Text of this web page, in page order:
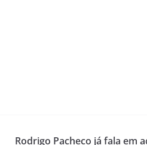
Rodrigo Pacheco já fala em